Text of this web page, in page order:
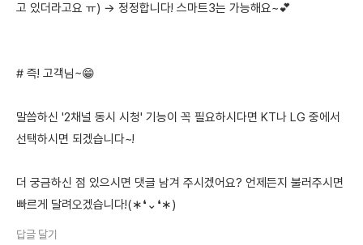
고 있더라고요 ㅠ) → 정정합니다! 스마트3는 가능해요~💕
# 즉! 고객님~😁
말씀하신 '2채널 동시 시청' 기능이 꼭 필요하시다면 KT나 LG 중에서
선택하시면 되겠습니다~!
더 궁금하신 점 있으시면 댓글 남겨 주시겠어요? 언제든지 불러주시면
빠르게 달려오겠습니다!(∗❛⌄❛∗)
답글 달기